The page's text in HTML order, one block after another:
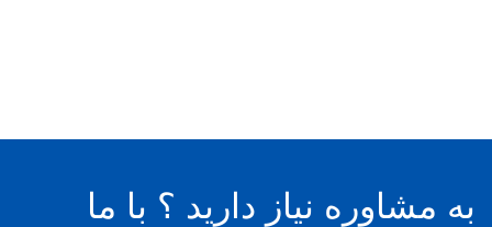
به مشاوره نیاز دارید ؟ با ما